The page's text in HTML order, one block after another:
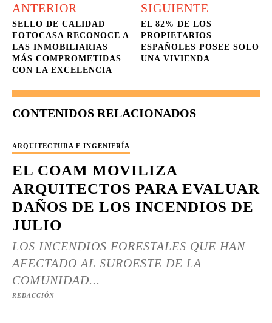
ANTERIOR
SELLO DE CALIDAD
FOTOCASA RECONOCE A
LAS INMOBILIARIAS
MÁS COMPROMETIDAS
CON LA EXCELENCIA
SIGUIENTE
EL 82% DE LOS
PROPIETARIOS
ESPAÑOLES POSEE SOLO
UNA VIVIENDA
CONTENIDOS RELACIONADOS
ARQUITECTURA E INGENIERÍA
EL COAM MOVILIZA
ARQUITECTOS PARA EVALUAR
DAÑOS DE LOS INCENDIOS DE
JULIO
LOS INCENDIOS FORESTALES QUE HAN
AFECTADO AL SUROESTE DE LA
COMUNIDAD...
REDACCIÓN